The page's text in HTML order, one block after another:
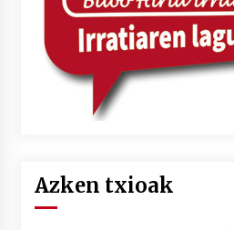
Azken txioak